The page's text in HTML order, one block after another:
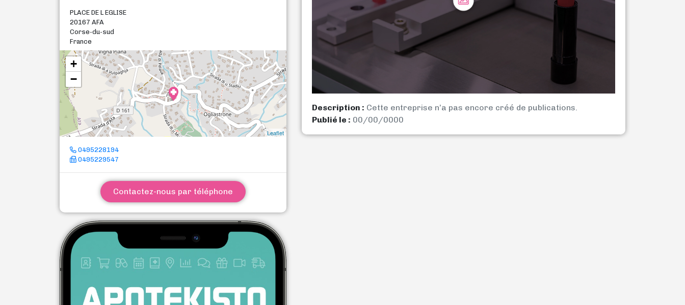
PLACE DE L EGLISE
20167 AFA
Corse-du-sud
France
+
−
Leaflet
0495228194
0495229547
Contactez-nous par téléphone
Description : Cette entreprise n’a pas encore créé de publications.
Publié le : 00/00/0000